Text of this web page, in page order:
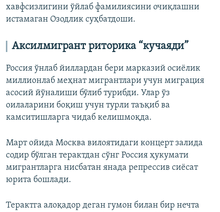
хавфсизлигини ўйлаб фамилиясини очиқлашни
истамаган Озодлик суҳбатдоши.
Аксилмигрант риторика “кучаяди”
Россия ўнлаб йиллардан бери марказий осиёлик
миллионлаб меҳнат мигрантлари учун миграция
асосий йўналиши бўлиб турибди. Улар ўз
оилаларини боқиш учун турли таъқиб ва
камситишларга чидаб келишмоқда.
Март ойида Москва вилоятидаги концерт залида
содир бўлган терактдан сўнг Россия ҳукумати
мигрантларга нисбатан янада репрессив сиёсат
юрита бошлади.
Терактга алоқадор деган гумон билан бир нечта